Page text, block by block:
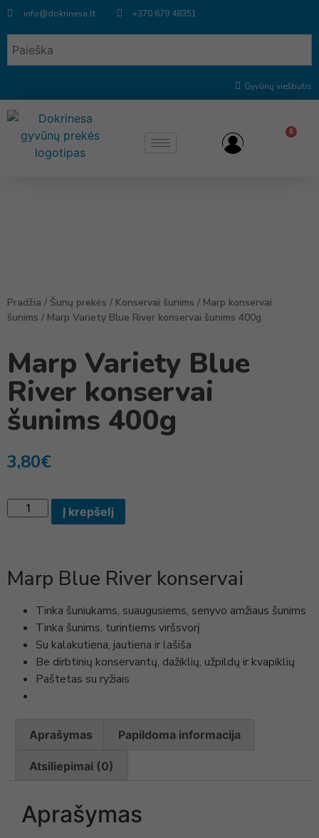
info@dokrinesa.lt +370 679 48351
Gyvūnų viešbutis
0
Pradžia / Šunų prekės / Konservai šunims / Marp konservai
šunims / Marp Variety Blue River konservai šunims 400g
Marp Variety Blue
River konservai
šunims 400g
3,80€
Į krepšelį
Marp Blue River konservai
Tinka šuniukams, suaugusiems, senyvo amžiaus šunims
Tinka šunims, turintiems viršsvorį
Su kalakutiena, jautiena ir lašiša
Be dirbtinių konservantų, dažiklių, užpildų ir kvapiklių
Paštetas su ryžiais
Aprašymas Papildoma informacija
Atsiliepimai (0)
Aprašymas